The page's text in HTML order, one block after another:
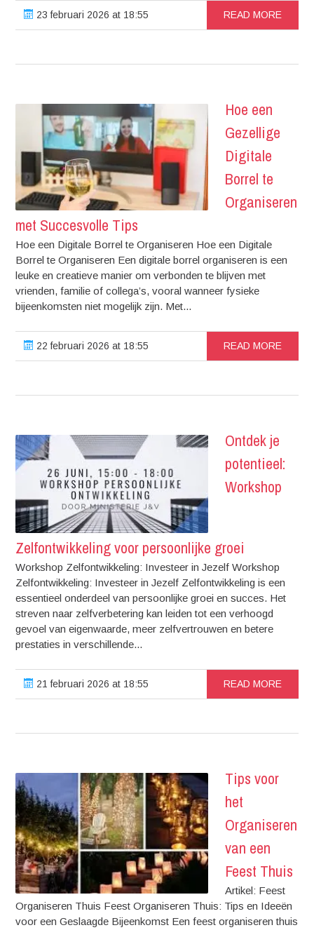
23 februari 2026 at 18:55 READ MORE
Hoe een
Gezellige
Digitale
Borrel te
Organiseren
met Succesvolle Tips
Hoe een Digitale Borrel te Organiseren Hoe een Digitale
Borrel te Organiseren Een digitale borrel organiseren is een
leuke en creatieve manier om verbonden te blijven met
vrienden, familie of collega’s, vooral wanneer fysieke
bijeenkomsten niet mogelijk zijn. Met...
22 februari 2026 at 18:55 READ MORE
Ontdek je
potentieel:
Workshop
Zelfontwikkeling voor persoonlijke groei
Workshop Zelfontwikkeling: Investeer in Jezelf Workshop
Zelfontwikkeling: Investeer in Jezelf Zelfontwikkeling is een
essentieel onderdeel van persoonlijke groei en succes. Het
streven naar zelfverbetering kan leiden tot een verhoogd
gevoel van eigenwaarde, meer zelfvertrouwen en betere
prestaties in verschillende...
21 februari 2026 at 18:55 READ MORE
Tips voor
het
Organiseren
van een
Feest Thuis
Artikel: Feest
Organiseren Thuis Feest Organiseren Thuis: Tips en Ideeën
voor een Geslaagde Bijeenkomst Een feest organiseren thuis